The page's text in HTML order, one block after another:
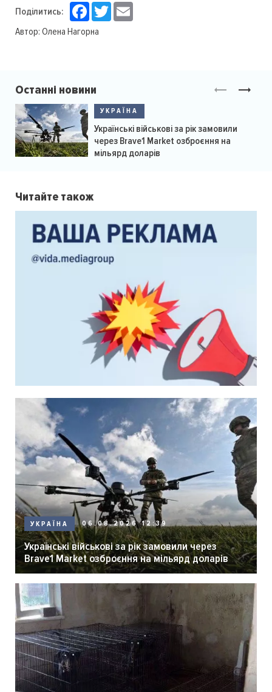
Поділитись: Facebook
Twitter
Автор: Олена Нагорна
Останні новини
УКРАЇНА
Українські військові за рік замовили
через Brave1 Market озброєння на
мільярд доларів
Читайте також
УКРАЇНА 06.08.2026 12:39
Українські військові за рік замовили через
Brave1 Market озброєння на мільярд доларів